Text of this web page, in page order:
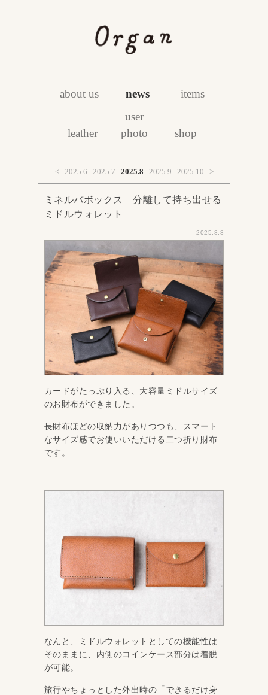
about us news items
leather
user
photo
shop
< 2025.6 2025.7 2025.8 2025.9 2025.10 >
ミネルバボックス 分離して持ち出せる
ミドルウォレット
2025.8.8
カードがたっぷり入る、大容量ミドルサイズ
のお財布ができました。
長財布ほどの収納力がありつつも、スマート
なサイズ感でお使いいただける二つ折り財布
です。
なんと、ミドルウォレットとしての機能性は
そのままに、内側のコインケース部分は着脱
が可能。
旅行やちょっとした外出時の「できるだけ身